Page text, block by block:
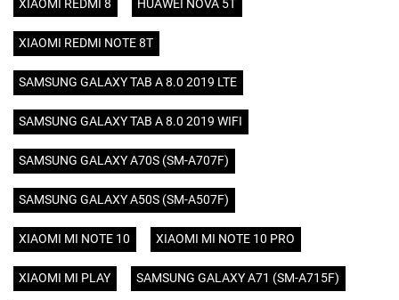
XIAOMI REDMI 8 HUAWEI NOVA 5T
XIAOMI REDMI NOTE 8T
SAMSUNG GALAXY TAB A 8.0 2019 LTE
SAMSUNG GALAXY TAB A 8.0 2019 WIFI
SAMSUNG GALAXY A70S (SM-A707F)
SAMSUNG GALAXY A50S (SM-A507F)
XIAOMI MI NOTE 10 XIAOMI MI NOTE 10 PRO
XIAOMI MI PLAY SAMSUNG GALAXY A71 (SM-A715F)